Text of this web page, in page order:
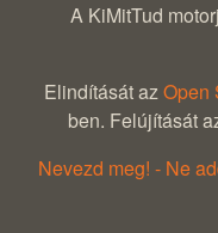
A KiMitTud
Elindítását azOpen
ben. Felújítását
Nevezd meg! - Ne